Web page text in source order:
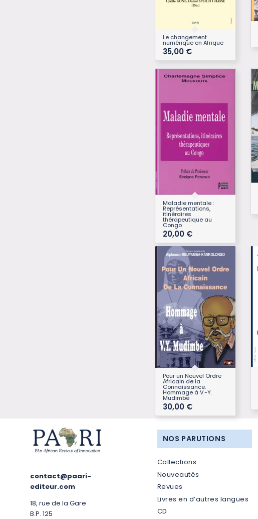
Le changement
numérique en Afrique
35,00 €
Maladie mentale :
Représentations,
itinéraires
thérapeutique au
Congo
20,00 €
Pour un Nouvel Ordre
Africain de la
Connaissance.
Hommage à V.-Y.
Mudimbe
30,00 €
contact@paari-
editeur.com
18, rue de la Gare
B.P. 125
NOS PARUTIONS
Collections
Nouveautés
Revues
Livres en d’autres langues
CD